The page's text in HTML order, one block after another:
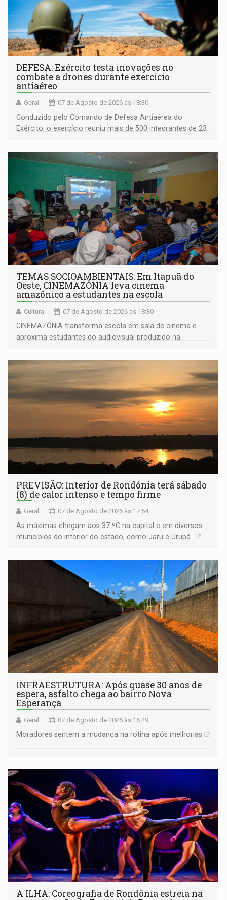
DEFESA: Exército testa inovações no
combate a drones durante exercício
antiaéreo
Geral 07 de Agosto de 2026 às 18:30
Conduzido pelo Comando de Defesa Antiaérea do
Exército, o exercício reuniu mais de 500 integrantes de 23
TEMAS SOCIOAMBIENTAIS: Em Itapuã do
Oeste, CINEMAZÔNIA leva cinema
amazônico a estudantes na escola
Cultura 07 de Agosto de 2026 às 18:30
CINEMAZÔNIA transforma escola em sala de cinema e
aproxima estudantes do audiovisual produzido na
PREVISÃO: Interior de Rondônia terá sábado
(8) de calor intenso e tempo firme
Geral 07 de Agosto de 2026 às 17:54
As máximas chegam aos 37 ºC na capital e em diversos
municípios do interior do estado, como Jaru e Urupá
INFRAESTRUTURA: Após quase 30 anos de
espera, asfalto chega ao bairro Nova
Esperança
Geral 07 de Agosto de 2026 às 16:49
Moradores sentem a mudança na rotina após melhorias
A ILHA: Coreografia de Rondônia estreia na